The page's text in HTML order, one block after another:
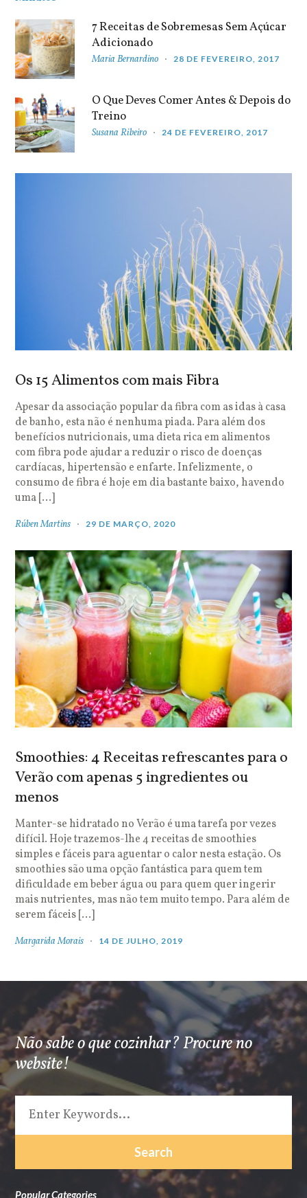
7 Receitas de Sobremesas Sem Açúcar
Adicionado
Maria Bernardino 28 DE FEVEREIRO, 2017
O Que Deves Comer Antes & Depois do
Treino
Susana Ribeiro 24 DE FEVEREIRO, 2017
Os 15 Alimentos com mais Fibra
Apesar da associação popular da fibra com as idas à casa
de banho, esta não é nenhuma piada. Para além dos
benefícios nutricionais, uma dieta rica em alimentos
com fibra pode ajudar a reduzir o risco de doenças
cardíacas, hipertensão e enfarte. Infelizmente, o
consumo de fibra é hoje em dia bastante baixo, havendo
uma […]
Rúben Martins 29 DE MARÇO, 2020
Smoothies: 4 Receitas refrescantes para o
Verão com apenas 5 ingredientes ou
menos
Manter-se hidratado no Verão é uma tarefa por vezes
difícil. Hoje trazemos-lhe 4 receitas de smoothies
simples e fáceis para aguentar o calor nesta estação. Os
smoothies são uma opção fantástica para quem tem
dificuldade em beber água ou para quem quer ingerir
mais nutrientes, mas não tem muito tempo. Para além de
serem fáceis […]
Margarida Morais 14 DE JULHO, 2019
Não sabe o que cozinhar? Procure no
website!
Popular Categories